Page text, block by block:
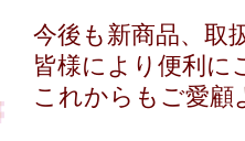
今後も新商品、取
皆様により便利に
これからもご愛